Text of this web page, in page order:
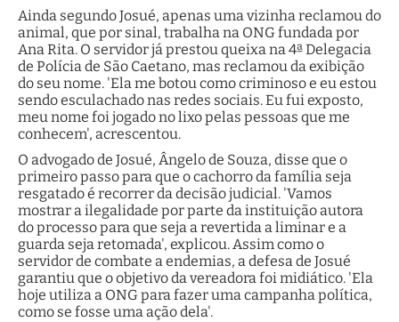
Ainda segundo Josué, apenas uma vizinha reclamou do
animal, que por sinal, trabalha na ONG fundada por
Ana Rita. O servidor já prestou queixa na 4ª Delegacia
de Polícia de São Caetano, mas reclamou da exibição
do seu nome. 'Ela me botou como criminoso e eu estou
sendo esculachado nas redes sociais. Eu fui exposto,
meu nome foi jogado no lixo pelas pessoas que me
conhecem', acrescentou.
O advogado de Josué, Ângelo de Souza, disse que o
primeiro passo para que o cachorro da família seja
resgatado é recorrer da decisão judicial. 'Vamos
mostrar a ilegalidade por parte da instituição autora
do processo para que seja a revertida a liminar e a
guarda seja retomada', explicou. Assim como o
servidor de combate a endemias, a defesa de Josué
garantiu que o objetivo da vereadora foi midiático. 'Ela
hoje utiliza a ONG para fazer uma campanha política,
como se fosse uma ação dela'.